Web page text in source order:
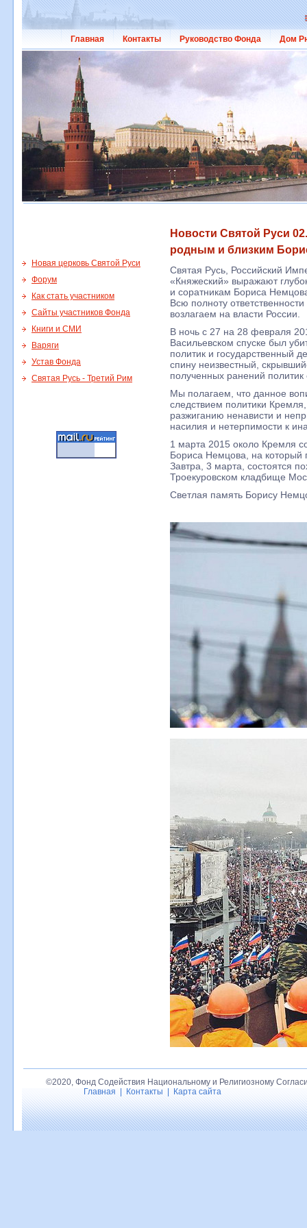
Главная Контакты Руководство Фонда Дом
Новости Святой Руси
родным и близким
Новая церковь Святой Руси
Форум
Как стать участником
Сайты участников Фонда
Книги и СМИ
Варяги
Устав Фонда
Святая Русь - Третий Рим
Святая Русь, Российский
«Княжеский» выражают
и соратникам Бориса
Всю полноту
возлагаем на власти России.
В ночь с 27 на 28 февраля
Васильевском спуске был
политик и государственный
спину неизвестный,
полученных ранений политик
Мы полагаем, что данное
следствием политики
разжиганию ненависти и
насилия и нетерпимости к
1 марта 2015 около Кремля
Бориса Немцова, на который
Завтра, 3 марта, состоятся
Троекуровском кладбище
Светлая память Борису
©2020, Фонд Содействия Национальному и Религиозному
Главная
Контакты Карта сайта